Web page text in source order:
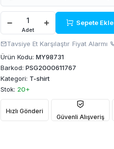
Adet
Sepete Ekle
Tavsiye Et Karşılaştır Fiyat Alarmı
Ürün Kodu: MY98731
Barkod: PSG2000611767
Kategori: T-shirt
Stok: 20+
Hızlı Gönderi
Güvenli Alışveriş